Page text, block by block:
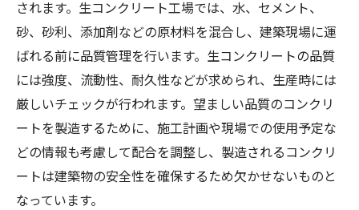
されます。生コンクリート工場では、水、セメント、
砂、砂利、添加剤などの原材料を混合し、建築現場に運
ばれる前に品質管理を行います。生コンクリートの品質
には強度、流動性、耐久性などが求められ、生産時には
厳しいチェックが行われます。望ましい品質のコンクリ
ートを製造するために、施工計画や現場での使用予定な
どの情報も考慮して配合を調整し、製造されるコンクリ
ートは建築物の安全性を確保するため欠かせないものと
なっています。